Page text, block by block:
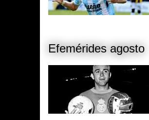
Efemérides agosto